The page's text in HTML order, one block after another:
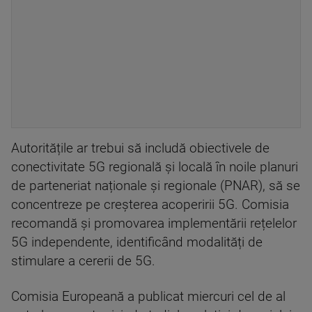
Autoritățile ar trebui să includă obiectivele de
conectivitate 5G regională și locală în noile planuri
de parteneriat naționale și regionale (PNAR), să se
concentreze pe creșterea acoperirii 5G. Comisia
recomandă și promovarea implementării rețelelor
5G independente, identificând modalități de
stimulare a cererii de 5G.
Comisia Europeană a publicat miercuri cel de al